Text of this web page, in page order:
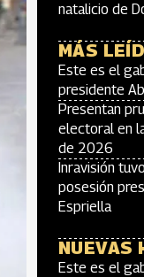
natalicio de
MÁS
Este es el
presidente
Presentan
electoral en
de 2026
Inravisión
posesión
Espriella
NUEVAS
Este es el